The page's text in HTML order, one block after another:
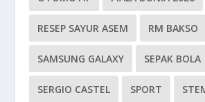
RESEP SAYUR ASEM RM BAKSO
SAMSUNG GALAXY SEPAK BOLA
SERGIO CASTEL SPORT